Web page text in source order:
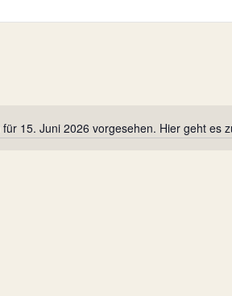
Hinweis
15. Juni 2026 vorgesehen. Hier geht es